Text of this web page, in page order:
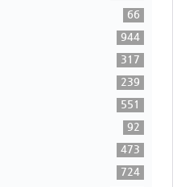
66
944
317
239
551
92
473
724